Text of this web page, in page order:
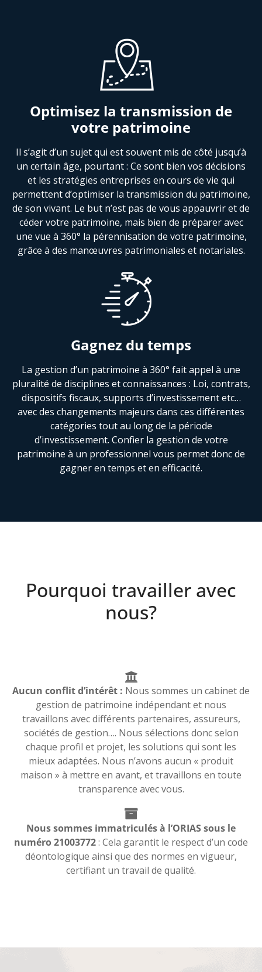
Optimisez la transmission de
votre patrimoine
Il s’agit d’un sujet qui est souvent mis de côté jusqu’à
un certain âge, pourtant : Ce sont bien vos décisions
et les stratégies entreprises en cours de vie qui
permettent d’optimiser la transmission du patrimoine,
de son vivant. Le but n’est pas de vous appauvrir et de
céder votre patrimoine, mais bien de préparer avec
une vue à 360° la pérennisation de votre patrimoine,
grâce à des manœuvres patrimoniales et notariales.
Gagnez du temps
La gestion d’un patrimoine à 360° fait appel à une
pluralité de disciplines et connaissances : Loi, contrats,
dispositifs fiscaux, supports d’investissement etc…
avec des changements majeurs dans ces différentes
catégories tout au long de la période
d’investissement. Confier la gestion de votre
patrimoine à un professionnel vous permet donc de
gagner en temps et en efficacité.
Pourquoi travailler avec
nous?
Aucun conflit d’intérêt : Nous sommes un cabinet de
gestion de patrimoine indépendant et nous
travaillons avec différents partenaires, assureurs,
sociétés de gestion…. Nous sélections donc selon
chaque profil et projet, les solutions qui sont les
mieux adaptées. Nous n’avons aucun « produit
maison » à mettre en avant, et travaillons en toute
transparence avec vous.
Nous sommes immatriculés à l’ORIAS sous le
numéro 21003772: Cela garantit le respect d’un code
déontologique ainsi que des normes en vigueur,
certifiant un travail de qualité.